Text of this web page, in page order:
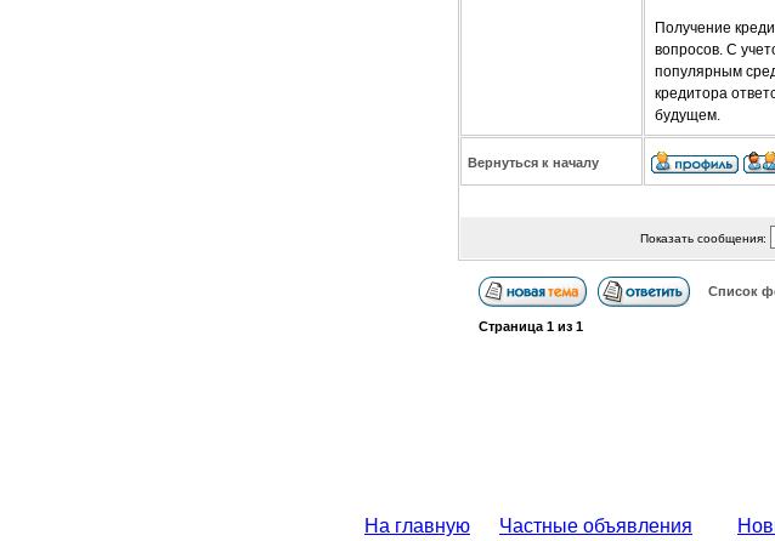
Получение
вопросов. С
популярным
кредитора
будущем.
Вернуться к началу
Показать сообщения:
Список
Страница 1 из 1
На главную Частные объявления